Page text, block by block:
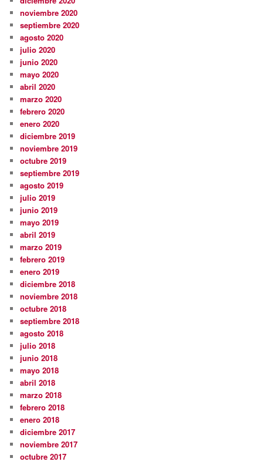
noviembre 2020
septiembre 2020
agosto 2020
julio 2020
junio 2020
mayo 2020
abril 2020
marzo 2020
febrero 2020
enero 2020
diciembre 2019
noviembre 2019
octubre 2019
septiembre 2019
agosto 2019
julio 2019
junio 2019
mayo 2019
abril 2019
marzo 2019
febrero 2019
enero 2019
diciembre 2018
noviembre 2018
octubre 2018
septiembre 2018
agosto 2018
julio 2018
junio 2018
mayo 2018
abril 2018
marzo 2018
febrero 2018
enero 2018
diciembre 2017
noviembre 2017
octubre 2017